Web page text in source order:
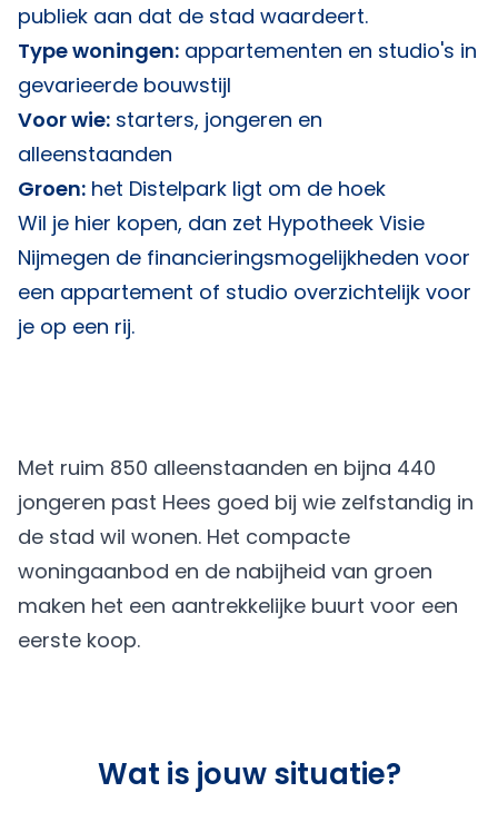
publiek aan dat de stad waardeert.
Type woningen: appartementen en studio's in
gevarieerde bouwstijl
Voor wie: starters, jongeren en
alleenstaanden
Groen: het Distelpark ligt om de hoek
Wil je hier kopen, dan zet Hypotheek Visie
Nijmegen de financieringsmogelijkheden voor
een appartement of studio overzichtelijk voor
je op een rij.
Met ruim 850 alleenstaanden en bijna 440
jongeren past Hees goed bij wie zelfstandig in
de stad wil wonen. Het compacte
woningaanbod en de nabijheid van groen
maken het een aantrekkelijke buurt voor een
eerste koop.
Wat is jouw situatie?